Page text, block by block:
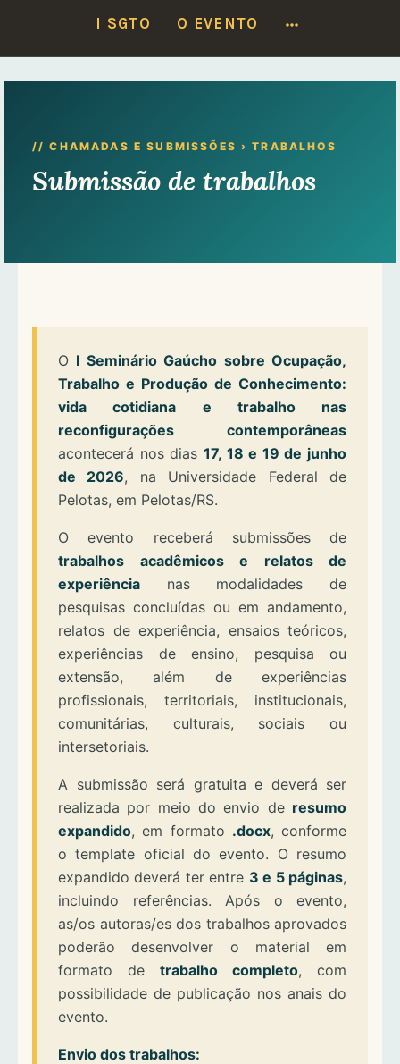
I SGTO O EVENTO
// CHAMADAS E SUBMISSÕES › TRABALHOS
Submissão de trabalhos
O I Seminário Gaúcho sobre Ocupação,
Trabalho e Produção de Conhecimento:
vida cotidiana e trabalho nas
reconfigurações contemporâneas
acontecerá nos dias 17, 18 e 19 de junho
de 2026, na Universidade Federal de
Pelotas, em Pelotas/RS.
O evento receberá submissões de
trabalhos acadêmicos e relatos de
experiência nas modalidades de
pesquisas concluídas ou em andamento,
relatos de experiência, ensaios teóricos,
experiências de ensino, pesquisa ou
extensão, além de experiências
profissionais, territoriais, institucionais,
comunitárias, culturais, sociais ou
intersetoriais.
A submissão será gratuita e deverá ser
realizada por meio do envio de resumo
expandido, em formato .docx, conforme
o template oficial do evento. O resumo
expandido deverá ter entre 3 e 5 páginas,
incluindo referências. Após o evento,
as/os autoras/es dos trabalhos aprovados
poderão desenvolver o material em
formato de trabalho completo, com
possibilidade de publicação nos anais do
evento.
Envio dos trabalhos:
Locais do I SGTO: 17/6 — SETO ·18 e 19/6 — Faculdade de Medicina
Ver programação